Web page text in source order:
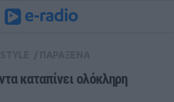
καταπίνει ολόκληρη